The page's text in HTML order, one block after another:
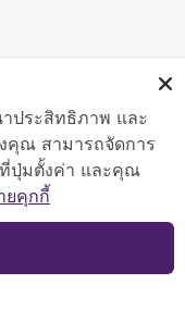
รการคลัง
pixel
TOP
ประสิทธิภาพ และ
คุณ สามารถจัดการ
ปุ่มตั้งค่า และคุณ
ยคุกกี้